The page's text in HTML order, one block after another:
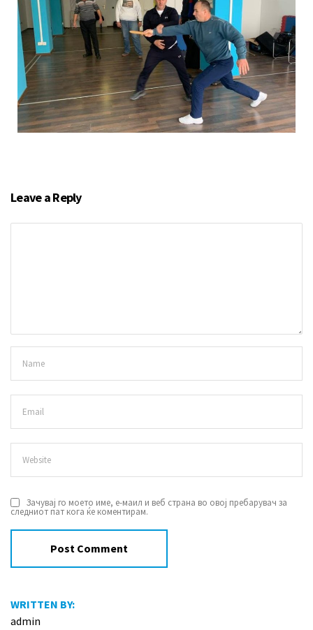
Leave a Reply
Зачувај го моето име, е-маил и веб страна во овој пребарувач за
следниот пат кога ќе коментирам.
WRITTEN BY:
admin